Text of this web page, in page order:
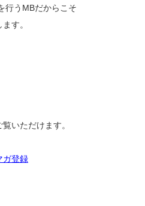
行うMBだからこそ
す。
いただけます。
ガ登録